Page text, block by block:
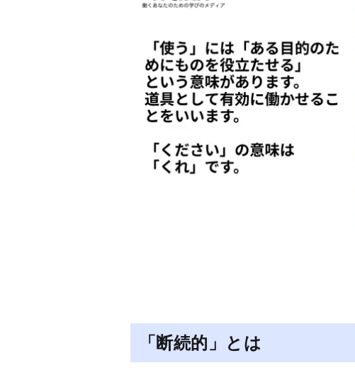
「断続的」とは